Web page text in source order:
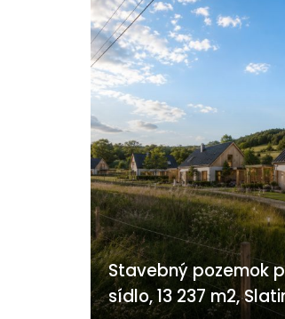
Stavebný pozemok
sídlo, 13 237 m2,